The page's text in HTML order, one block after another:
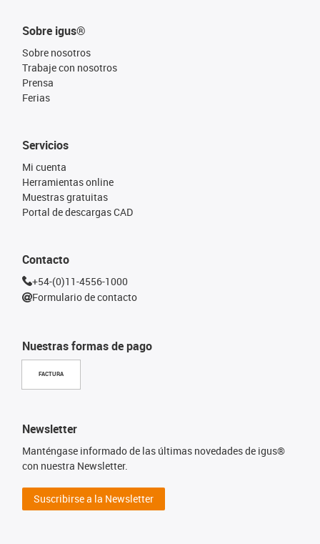
Sobre igus®
Sobre nosotros
Trabaje con nosotros
Prensa
Ferias
Nuestras formas de pago
FACTURA
Servicios
Mi cuenta
Herramientas online
Muestras gratuitas
Portal de descargas CAD
Contacto
+54-(0)11-4556-1000
Formulario de contacto
Newsletter
Manténgase informado de las últimas novedades de igus®
con nuestra Newsletter.
Suscribirse a la Newsletter